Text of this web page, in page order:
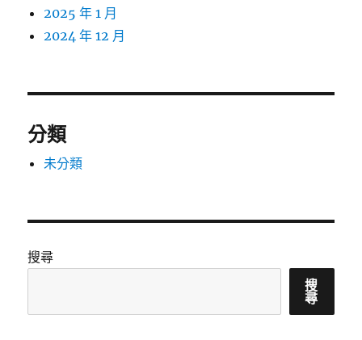
2025 年 1 月
2024 年 12 月
分類
未分類
搜尋
搜
尋